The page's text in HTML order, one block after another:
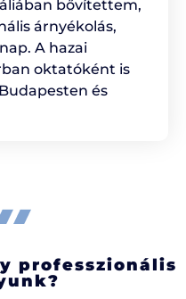
bővítettem,
árnyékolás,
A hazai
oktatóként is
és
professzionális